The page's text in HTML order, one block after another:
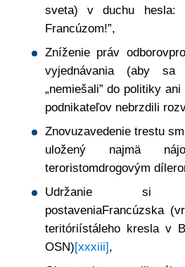
sveta) v duchu hesla:
Francúzom!”,
Zníženie práv
vyjednávania (aby sa
„nemiešali” do politiky ani
podnikateľov nebrzdili
Znovuzavedenie trestu
uložený najmä
teroristomdrogovým
Udržanie si
postaveniaFrancúzska
teritóriístáleho kresla v
OSN)[xxxiii],